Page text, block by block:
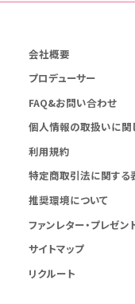
会社概要
プロデューサー
FAQ&お問い合わせ
個人情報の取扱いに関
利用規約
特定商取引法に関する
推奨環境について
ファンレター・プレゼン
サイトマップ
リクルート